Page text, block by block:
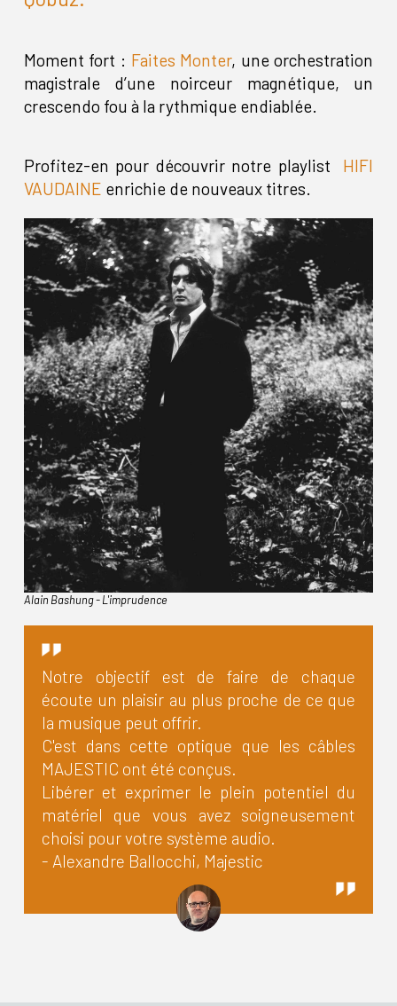
Moment fort : Faites Monter, une orchestration
magistrale d’une noirceur magnétique, un
crescendo fou à la rythmique endiablée.
Profitez-en pour découvrir notre playlist HIFI
VAUDAINE enrichie de nouveaux titres.
Alain Bashung - L'imprudence
Notre objectif est de faire de chaque
écoute un plaisir au plus proche de ce que
la musique peut offrir.
C'est dans cette optique que les câbles
MAJESTIC ont été conçus.
Libérer et exprimer le plein potentiel du
matériel que vous avez soigneusement
choisi pour votre système audio.
- Alexandre Ballocchi, Majestic